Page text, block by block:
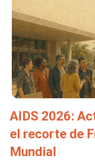
AIDS 2026:
el recorte de
Mundial